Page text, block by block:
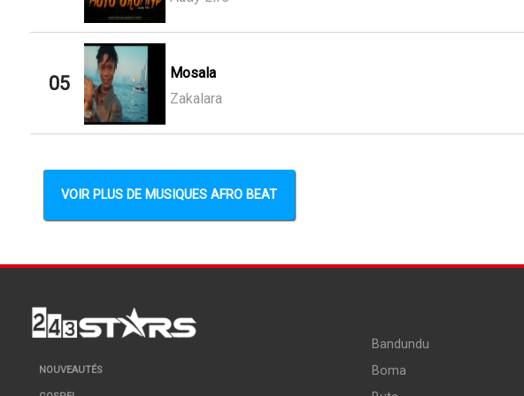
05
Mosala
Zakalara
VOIR PLUS DE MUSIQUES AFRO BEAT
NOUVEAUTÉS
Bandundu
Boma